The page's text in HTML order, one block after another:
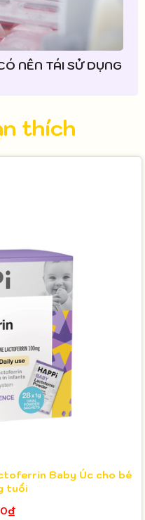
NÊN TÁI SỬ DỤNG
thích
Baby Úc cho bé
tuổi